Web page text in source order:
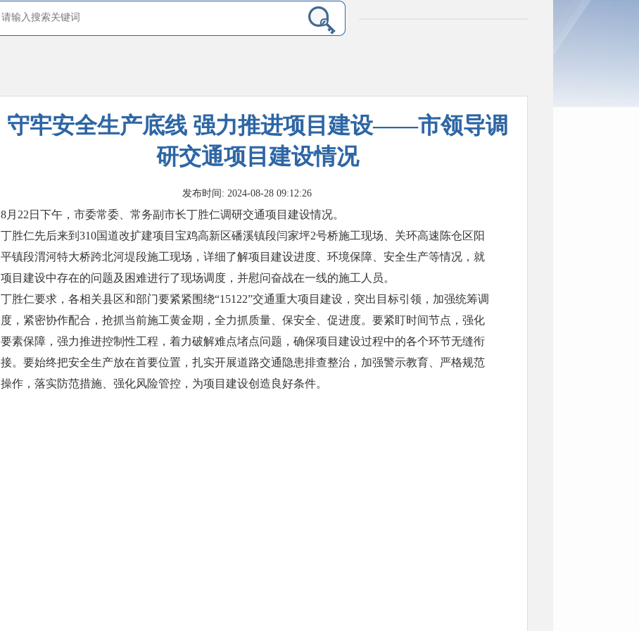
守牢安全生产底线 强力推进项目建设——市领导调
研交通项目建设情况
发布时间: 2024-08-28 09:12:26
8月22日下午，市委常委、常务副市长丁胜仁调研交通项目建设情况。
丁胜仁先后来到310国道改扩建项目宝鸡高新区磻溪镇段闫家坪2号桥施工现场、关环高速陈仓区阳
平镇段渭河特大桥跨北河堤段施工现场，详细了解项目建设进度、环境保障、安全生产等情况，就
项目建设中存在的问题及困难进行了现场调度，并慰问奋战在一线的施工人员。
丁胜仁要求，各相关县区和部门要紧紧围绕“15122”交通重大项目建设，突出目标引领，加强统筹调
度，紧密协作配合，抢抓当前施工黄金期，全力抓质量、保安全、促进度。要紧盯时间节点，强化
要素保障，强力推进控制性工程，着力破解难点堵点问题，确保项目建设过程中的各个环节无缝衔
接。要始终把安全生产放在首要位置，扎实开展道路交通隐患排查整治，加强警示教育、严格规范
操作，落实防范措施、强化风险管控，为项目建设创造良好条件。